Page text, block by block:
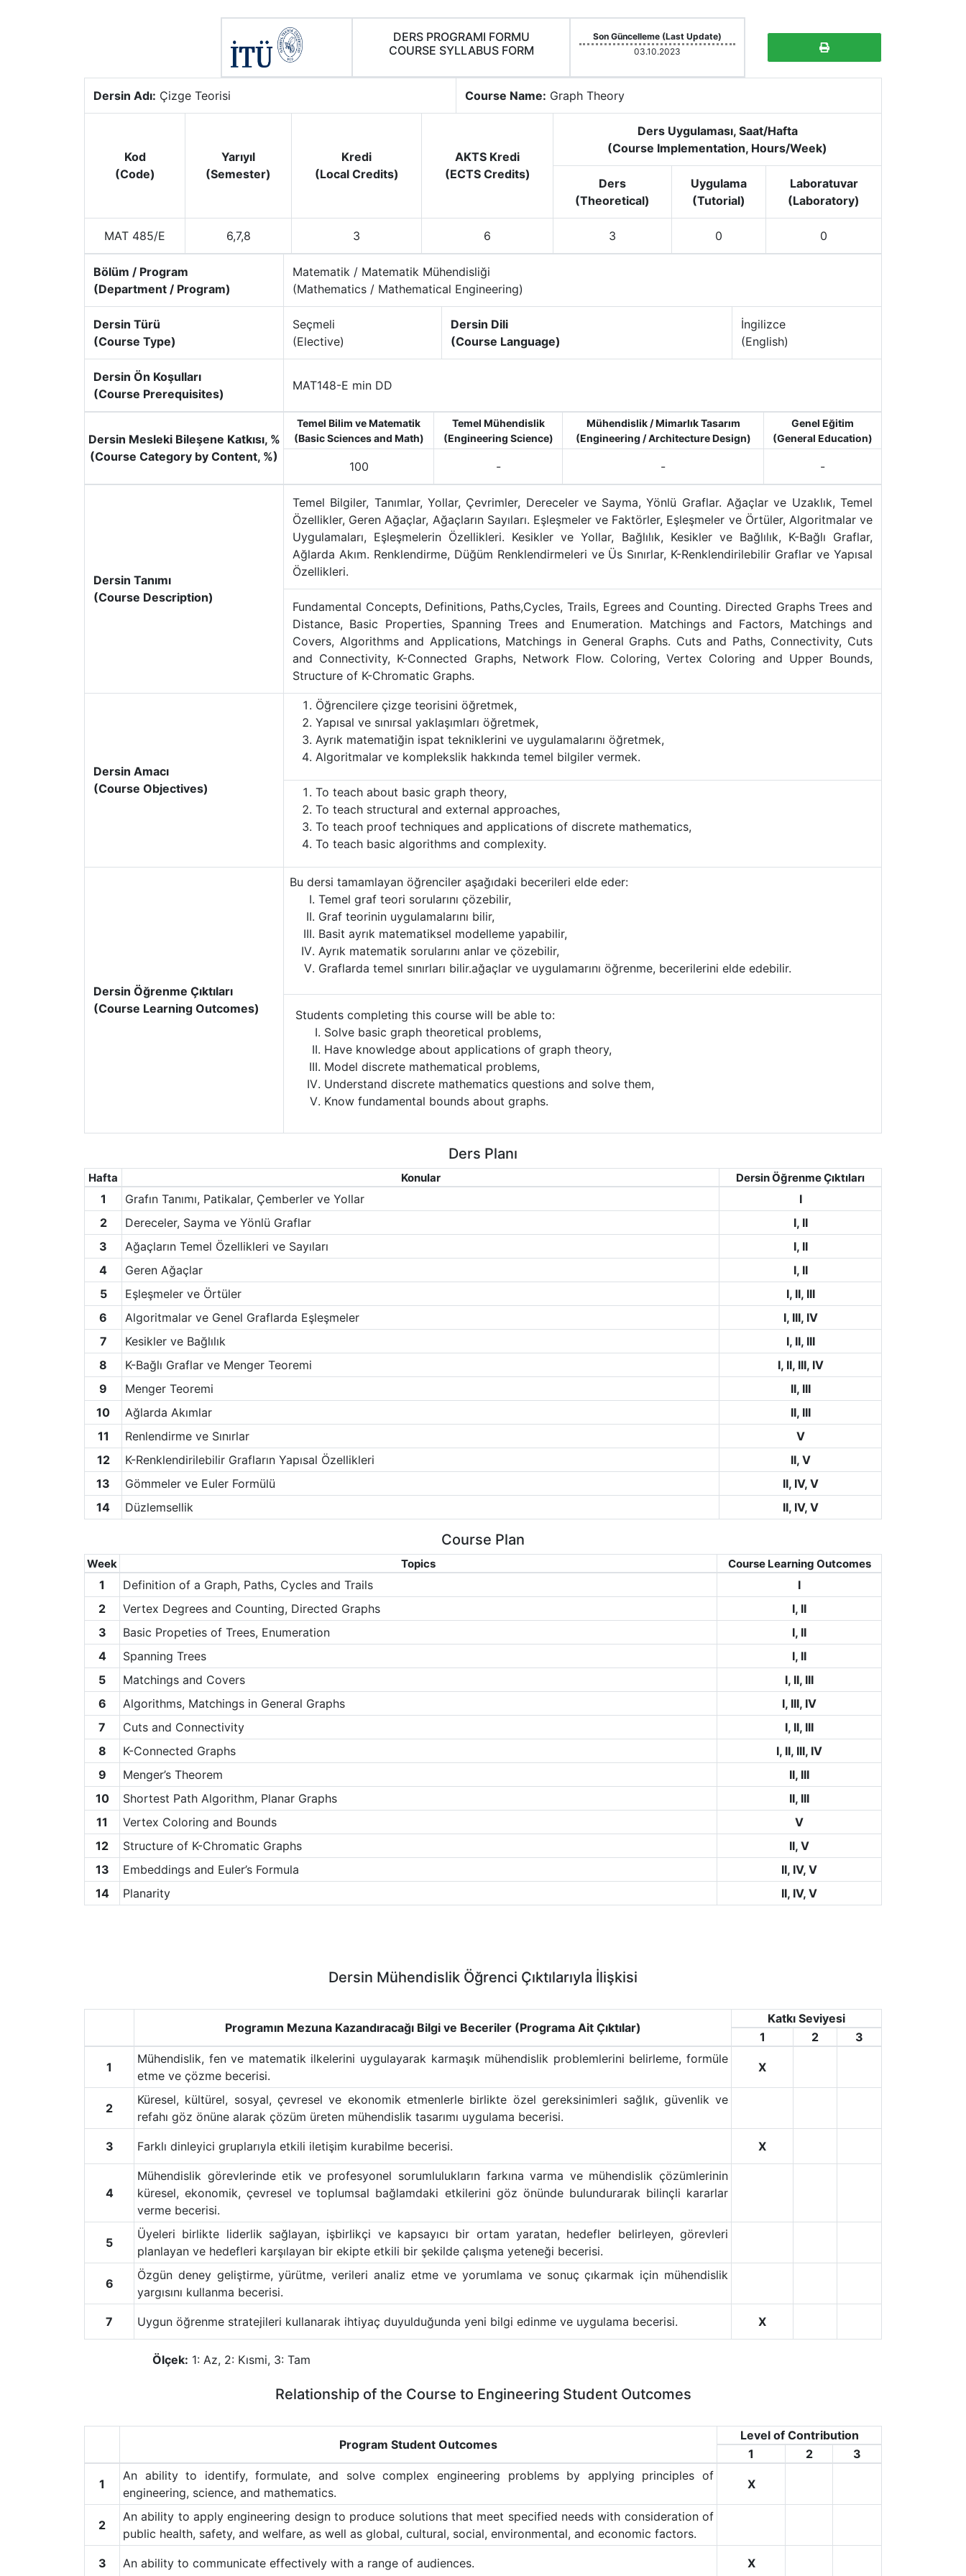
DERS PROGRAMI FORMU
COURSE SYLLABUS FORM
Son Güncelleme (Last Update)
03.10.2023
Dersin Adı: Çizge Teorisi Course Name: Graph Theory
Kod
(Code)
Yarıyıl
(Semester)
Kredi
(Local Credits)
AKTS Kredi
(ECTS Credits)
Ders Uygulaması, Saat/Hafta
(Course Implementation, Hours/Week)
Ders
(Theoretical)
Uygulama
(Tutorial)
Laboratuvar
(Laboratory)
MAT 485/E 6,7,8 3 6 3 0 0
Bölüm / Program
(Department / Program)
Matematik / Matematik Mühendisliği
(Mathematics / Mathematical Engineering)
Dersin Türü
(Course Type)
Seçmeli
(Elective)
Dersin Dili
(Course Language)
İngilizce
(English)
Dersin Ön Koşulları
(Course Prerequisites)
MAT148-E min DD
Dersin Mesleki Bileşene Katkısı, %
(Course Category by Content, %)
Temel Bilim ve Matematik
(Basic Sciences and Math)
Temel Mühendislik
(Engineering Science)
Mühendislik / Mimarlık Tasarım
(Engineering / Architecture Design)
Genel Eğitim
(General Education)
100 - - -
Dersin Tanımı
(Course Description)
Temel Bilgiler, Tanımlar, Yollar, Çevrimler, Dereceler ve Sayma, Yönlü Graflar. Ağaçlar ve Uzaklık, Temel
Özellikler, Geren Ağaçlar, Ağaçların Sayıları. Eşleşmeler ve Faktörler, Eşleşmeler ve Örtüler, Algoritmalar ve
Uygulamaları, Eşleşmelerin Özellikleri. Kesikler ve Yollar, Bağlılık, Kesikler ve Bağlılık, K-Bağlı Graflar,
Ağlarda Akım. Renklendirme, Düğüm Renklendirmeleri ve Üs Sınırlar, K-Renklendirilebilir Graflar ve Yapısal
Özellikleri.
Fundamental Concepts, Definitions, Paths,Cycles, Trails, Egrees and Counting. Directed Graphs Trees and
Distance, Basic Properties, Spanning Trees and Enumeration. Matchings and Factors, Matchings and
Covers, Algorithms and Applications, Matchings in General Graphs. Cuts and Paths, Connectivity, Cuts
and Connectivity, K-Connected Graphs, Network Flow. Coloring, Vertex Coloring and Upper Bounds,
Structure of K-Chromatic Graphs.
Dersin Amacı
(Course Objectives)
Öğrencilere çizge teorisini öğretmek,
Yapısal ve sınırsal yaklaşımları öğretmek,
Ayrık matematiğin ispat tekniklerini ve uygulamalarını öğretmek,
Algoritmalar ve komplekslik hakkında temel bilgiler vermek.
To teach about basic graph theory,
To teach structural and external approaches,
To teach proof techniques and applications of discrete mathematics,
To teach basic algorithms and complexity.
Dersin Öğrenme Çıktıları
(Course Learning Outcomes)
Bu dersi tamamlayan öğrenciler aşağıdaki becerileri elde eder:
Temel graf teori sorularını çözebilir,
Graf teorinin uygulamalarını bilir,
Basit ayrık matematiksel modelleme yapabilir,
Ayrık matematik sorularını anlar ve çözebilir,
Graflarda temel sınırları bilir.ağaçlar ve uygulamarını öğrenme, becerilerini elde edebilir.
Students completing this course will be able to:
Solve basic graph theoretical problems,
Have knowledge about applications of graph theory,
Model discrete mathematical problems,
Understand discrete mathematics questions and solve them,
Know fundamental bounds about graphs.
Ders Planı
Hafta Konular Dersin Öğrenme Çıktıları
1 Grafın Tanımı, Patikalar, Çemberler ve Yollar
I
2
Dereceler, Sayma ve Yönlü Graflar
I, II
3
Ağaçların Temel Özellikleri ve Sayıları
I, II
4
Geren Ağaçlar
I, II
5
Eşleşmeler ve Örtüler
I, II, III
6
Algoritmalar ve Genel Graflarda Eşleşmeler
I, III, IV
7
Kesikler ve Bağlılık
I, II, III
8
K-Bağlı Graflar ve Menger Teoremi
I, II, III, IV
9
Menger Teoremi
II, III
10
Ağlarda Akımlar
II, III
11
Renlendirme ve Sınırlar
V
12
K-Renklendirilebilir Grafların Yapısal Özellikleri
II, V
13
Gömmeler ve Euler Formülü
II, IV, V
14
Düzlemsellik II, IV, V
Course Plan
Week Topics Course Learning Outcomes
1 Definition of a Graph, Paths, Cycles and Trails
I
2
Vertex Degrees and Counting, Directed Graphs
I, II
3
Basic Propeties of Trees, Enumeration
I, II
4
Spanning Trees
I, II
5
Matchings and Covers
I, II, III
6
Algorithms, Matchings in General Graphs
I, III, IV
7
Cuts and Connectivity
I, II, III
8
K-Connected Graphs
I, II, III, IV
9
Menger’s Theorem
II, III
10
Shortest Path Algorithm, Planar Graphs
II, III
11
Vertex Coloring and Bounds
V
12
Structure of K-Chromatic Graphs
II, V
13
Embeddings and Euler’s Formula
II, IV, V
14
Planarity II, IV, V
Dersin Mühendislik Öğrenci Çıktılarıyla İlişkisi
Programın Mezuna Kazandıracağı Bilgi ve Beceriler (Programa Ait Çıktılar)
Katkı Seviyesi
1
2 3
1
Mühendislik, fen ve matematik ilkelerini uygulayarak karmaşık mühendislik problemlerini belirleme, formüle
etme ve çözme becerisi.
X
2
Küresel, kültürel, sosyal, çevresel ve ekonomik etmenlerle birlikte özel gereksinimleri sağlık, güvenlik ve
refahı göz önüne alarak çözüm üreten mühendislik tasarımı uygulama becerisi.
3 Farklı dinleyici gruplarıyla etkili iletişim kurabilme becerisi. X
4
Mühendislik görevlerinde etik ve profesyonel sorumlulukların farkına varma ve mühendislik çözümlerinin
küresel, ekonomik, çevresel ve toplumsal bağlamdaki etkilerini göz önünde bulundurarak bilinçli kararlar
verme becerisi.
5
Üyeleri birlikte liderlik sağlayan, işbirlikçi ve kapsayıcı bir ortam yaratan, hedefler belirleyen, görevleri
planlayan ve hedefleri karşılayan bir ekipte etkili bir şekilde çalışma yeteneği becerisi.
6
Özgün deney geliştirme, yürütme, verileri analiz etme ve yorumlama ve sonuç çıkarmak için mühendislik
yargısını kullanma becerisi.
7 Uygun öğrenme stratejileri kullanarak ihtiyaç duyulduğunda yeni bilgi edinme ve uygulama becerisi. X
Ölçek: 1: Az, 2: Kısmi, 3: Tam
Relationship of the Course to Engineering Student Outcomes
Program Student Outcomes
Level of Contribution
1
2 3
1
An ability to identify, formulate, and solve complex engineering problems by applying principles of
engineering, science, and mathematics.
X
2
An ability to apply engineering design to produce solutions that meet specified needs with consideration of
public health, safety, and welfare, as well as global, cultural, social, environmental, and economic factors.
3 An ability to communicate effectively with a range of audiences. X